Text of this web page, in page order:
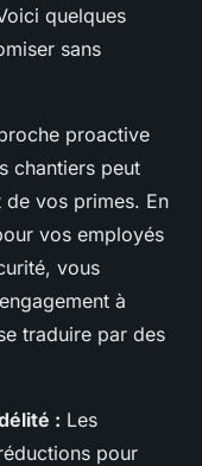
quelques
sans
proactive
chantiers peut
vos primes. En
vos employés
vous
à
traduire par des
: Les
pour